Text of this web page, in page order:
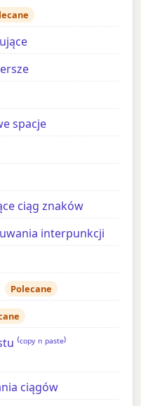
spacje
ciąg znaków
interpunkcji
Polecane
ⁿ ᵖᵃˢᵗᵉ⁾
ciągów